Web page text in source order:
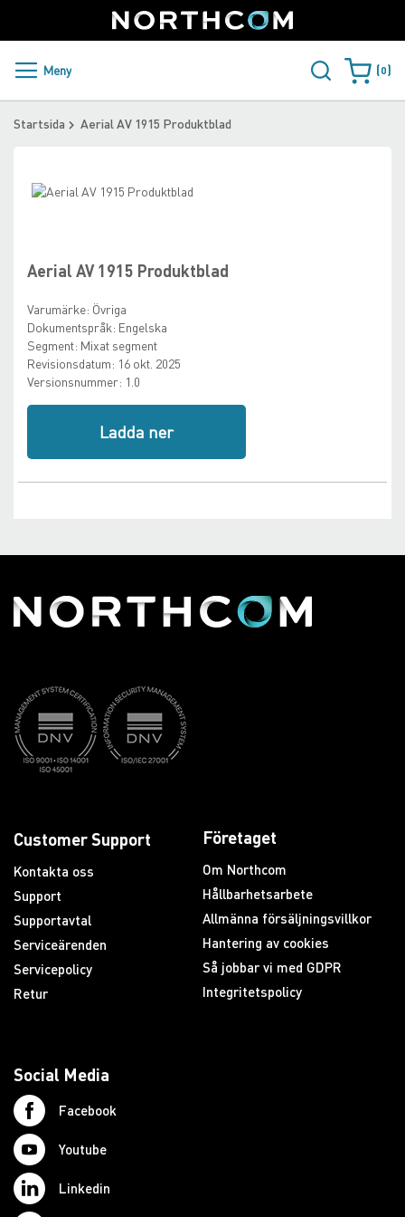
to
Content
Sweden
PRODUKTER OCH LÖSNINGAR
ÅTERFÖRSÄLJARE
Meny Varukorgen
0
Startsida Aerial AV 1915 Produktblad
Aerial AV 1915 Produktblad
Varumärke: Övriga
Dokumentspråk: Engelska
Segment: Mixat segment
Revisionsdatum: 16 okt. 2025
Versionsnummer: 1.0
Ladda ner
Skip
of
the
gallery
beginning
of
images
gallery
Customer Support
Kontakta oss
Support
Supportavtal
Serviceärenden
Servicepolicy
Retur
Företaget
Om Northcom
Hållbarhetsarbete
Allmänna försäljningsvillkor
Hantering av cookies
Så jobbar vi med GDPR
Integritetspolicy
Social Media
Facebook
Youtube
Linkedin